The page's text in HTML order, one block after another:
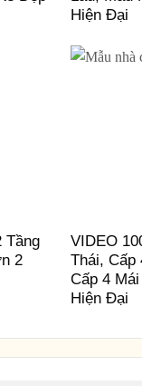
Hiện Đại
Tầng
2
VIDEO
Thái, Cấp
Cấp 4
Hiện Đại